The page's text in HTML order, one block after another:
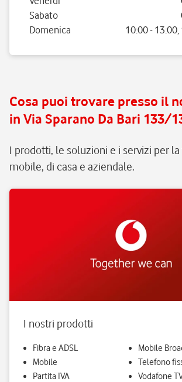
Sabato
Domenica
10:00- 13:00
Cosa puoi trovare presso il
in Via Sparano Da Bari 133/
I prodotti, le soluzioni e i servizi per
mobile, di casa e aziendale.
I nostri prodotti
Fibra e ADSL
Mobile
Partita IVA
Mobile
Telefono
Vodafone